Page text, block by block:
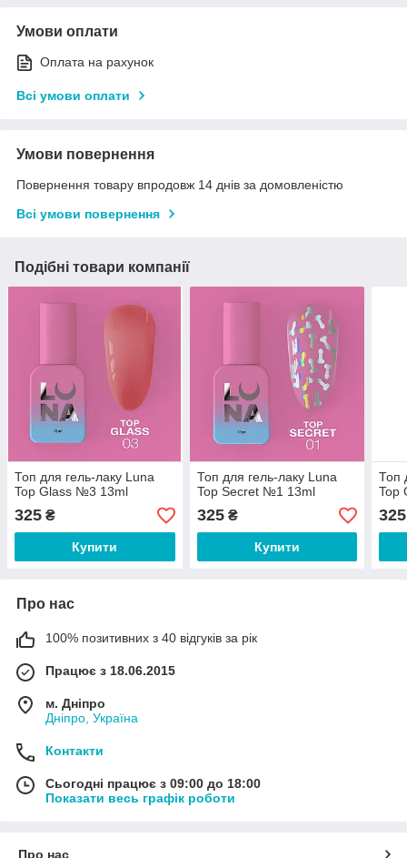
Умови оплати
Оплата на рахунок
Всі умови оплати
Умови повернення
Повернення товару впродовж 14 днів за домовленістю
Всі умови повернення
Подібні товари компанії
Топ для гель-лаку Luna
Top Glass №3 13ml
325 ₴
Купити
Топ для гель-лаку Luna
Top Secret №1 13ml
325₴
Купити
Топ
Top
325
Про нас
100% позитивних з 40 відгуків за рік
Працює з 18.06.2015
м. Дніпро
Дніпро, Україна
Контакти
Сьогодні працює з 09:00 до 18:00
Показати весь графік роботи
Про нас